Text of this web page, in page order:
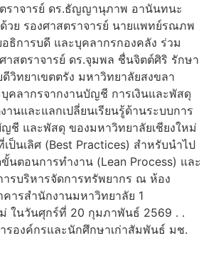
ราจารย์ ดร.ธัญญานุภาพ อานันทนะ
วย รองศาสตราจารย์ นายแพทย์รณภพ
อธิการบดี และบุคลากรกองคลัง ร่วม
าสตราจารย์ ดร.จุมพล ชื่นจิตต์ศิริ รักษา
วิทยาเขตตรัง มหาวิทยาลัยสงขลา
ลากรจากงานบัญชี การเงินและพัสดุ
านและแลกเปลี่ยนเรียนรู้ด้านระบบการ
ญชี และพัสดุ ของมหาวิทยาลัยเชียงใหม่
ป็นเลิศ (Best Practices) สำหรับนำไป
นตอนการทำงาน (Lean Process) และ
รบริหารจัดการทรัพยากร ณ ห้อง
ารสำนักงานมหาวิทยาลัย 1
ในวันศุกร์ที่ 20 กุมภาพันธ์ 2569 . .
รองค์กรและนักศึกษาเก่าสัมพันธ์ มช.